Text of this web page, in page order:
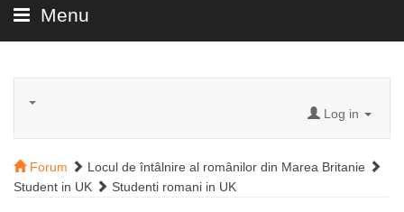
Menu
Log in
Forum
Locul de întâlnire al românilor din Marea Britanie
Student in UK
Studenti romani in UK